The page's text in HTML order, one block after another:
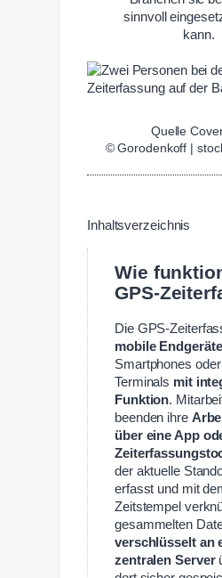
sinnvoll
kann.
Quelle
© Gorodenkoff |
Inhaltsverzeichnis
Wie
GPS-
Die GPS-
mobile Endgeräte
Smartphones
Terminals mit
Funktion.
beenden ihre
über eine App
der aktuelle
erfasst und mit
Zeitstempel
gesammelten
verschlüsselt an
zentralen Server